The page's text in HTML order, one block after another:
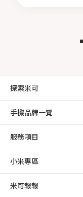
探索米可
手機品牌一覽
服務項目
小米專區
米可報報